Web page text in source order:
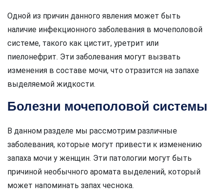
Одной из причин данного явления может быть
наличие инфекционного заболевания в мочеполовой
системе, такого как цистит, уретрит или
пиелонефрит. Эти заболевания могут вызвать
изменения в составе мочи, что отразится на запахе
выделяемой жидкости.
Болезни мочеполовой системы
В данном разделе мы рассмотрим различные
заболевания, которые могут привести к изменению
запаха мочи у женщин. Эти патологии могут быть
причиной необычного аромата выделений, который
может напоминать запах чеснока.